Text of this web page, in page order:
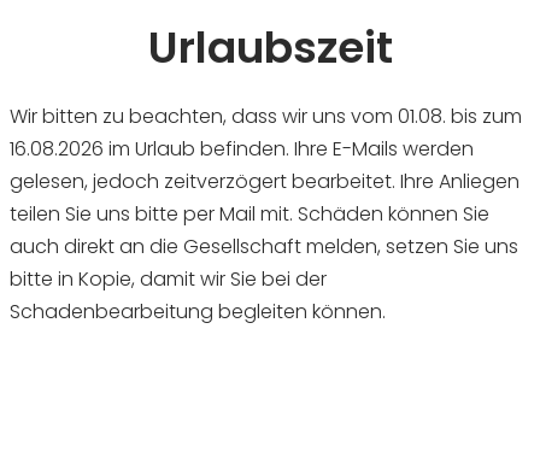
Urlaubszeit
Wir bitten zu beachten, dass wir uns vom 01.08. bis zum
16.08.2026 im Urlaub befinden. Ihre E-Mails werden
gelesen, jedoch zeitverzögert bearbeitet. Ihre Anliegen
teilen Sie uns bitte per Mail mit. Schäden können Sie
auch direkt an die Gesellschaft melden, setzen Sie uns
bitte in Kopie, damit wir Sie bei der
Schadenbearbeitung begleiten können.